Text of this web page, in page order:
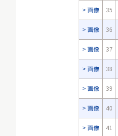
画像 35
画像 36
画像 37
画像 38
画像 39
画像 40
画像 41